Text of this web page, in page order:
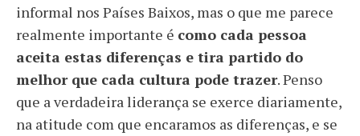
informal nos Países Baixos, mas o que me parece
realmente importante é como cada pessoa
aceita estas diferenças e tira partido do
melhor que cada cultura pode trazer. Penso
que a verdadeira liderança se exerce diariamente,
na atitude com que encaramos as diferenças, e se